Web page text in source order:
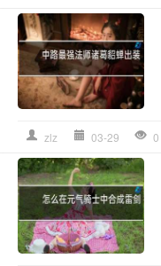
zlz 03-29 0